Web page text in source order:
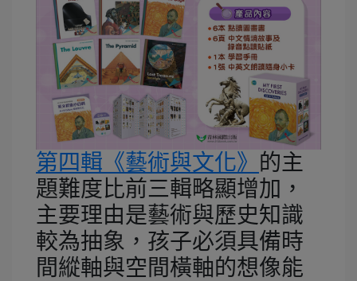
第四輯《藝術與文化》 的主
題難度比前三輯略顯增加，
主要理由是藝術與歷史知識
較為抽象，孩子必須具備時
間縱軸與空間橫軸的想像能